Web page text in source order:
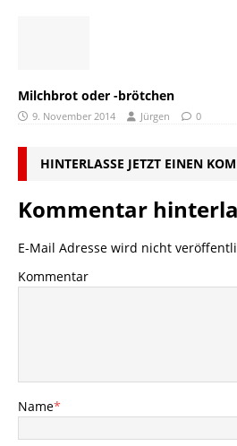
Milchbrot oder -brötchen
9. November 2014 Jürgen 0
HINTERLASSE JETZT EINEN
Kommentar
E-Mail Adresse wird nicht
Kommentar
Name*